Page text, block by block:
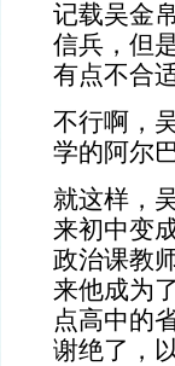
记载吴金
信兵，但
有点不合
不行啊，
学的阿尔
就这样，
来初中变
政治课教
来他成为
点高中的
谢绝了，